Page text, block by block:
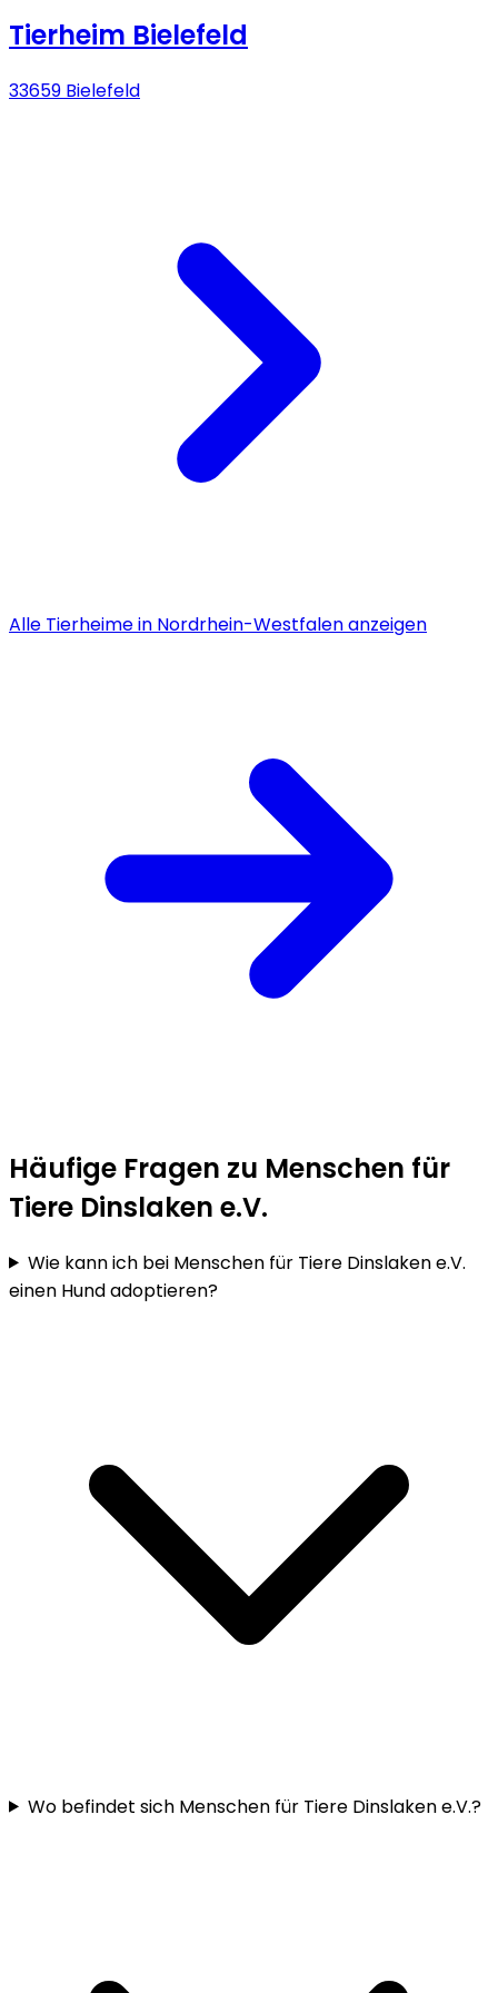
Tierheim Bielefeld
33659 Bielefeld
Alle Tierheimein Nordrhein-Westfalenanzeigen
Häufige Fragen zu Menschen für
Tiere Dinslaken e.V.
Wie kann ich bei Menschen für Tiere Dinslaken e.V.
einen Hund adoptieren?
Wo befindet sich Menschen für Tiere Dinslaken e.V.?